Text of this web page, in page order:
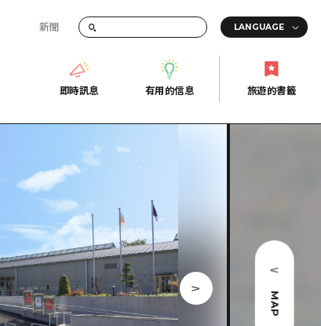
新聞
即時訊息
有用的信息
信息中心 災難發生期間的交通資訊
廣島縣觀光宣傳冊
旅遊的書籤
訊
MAP